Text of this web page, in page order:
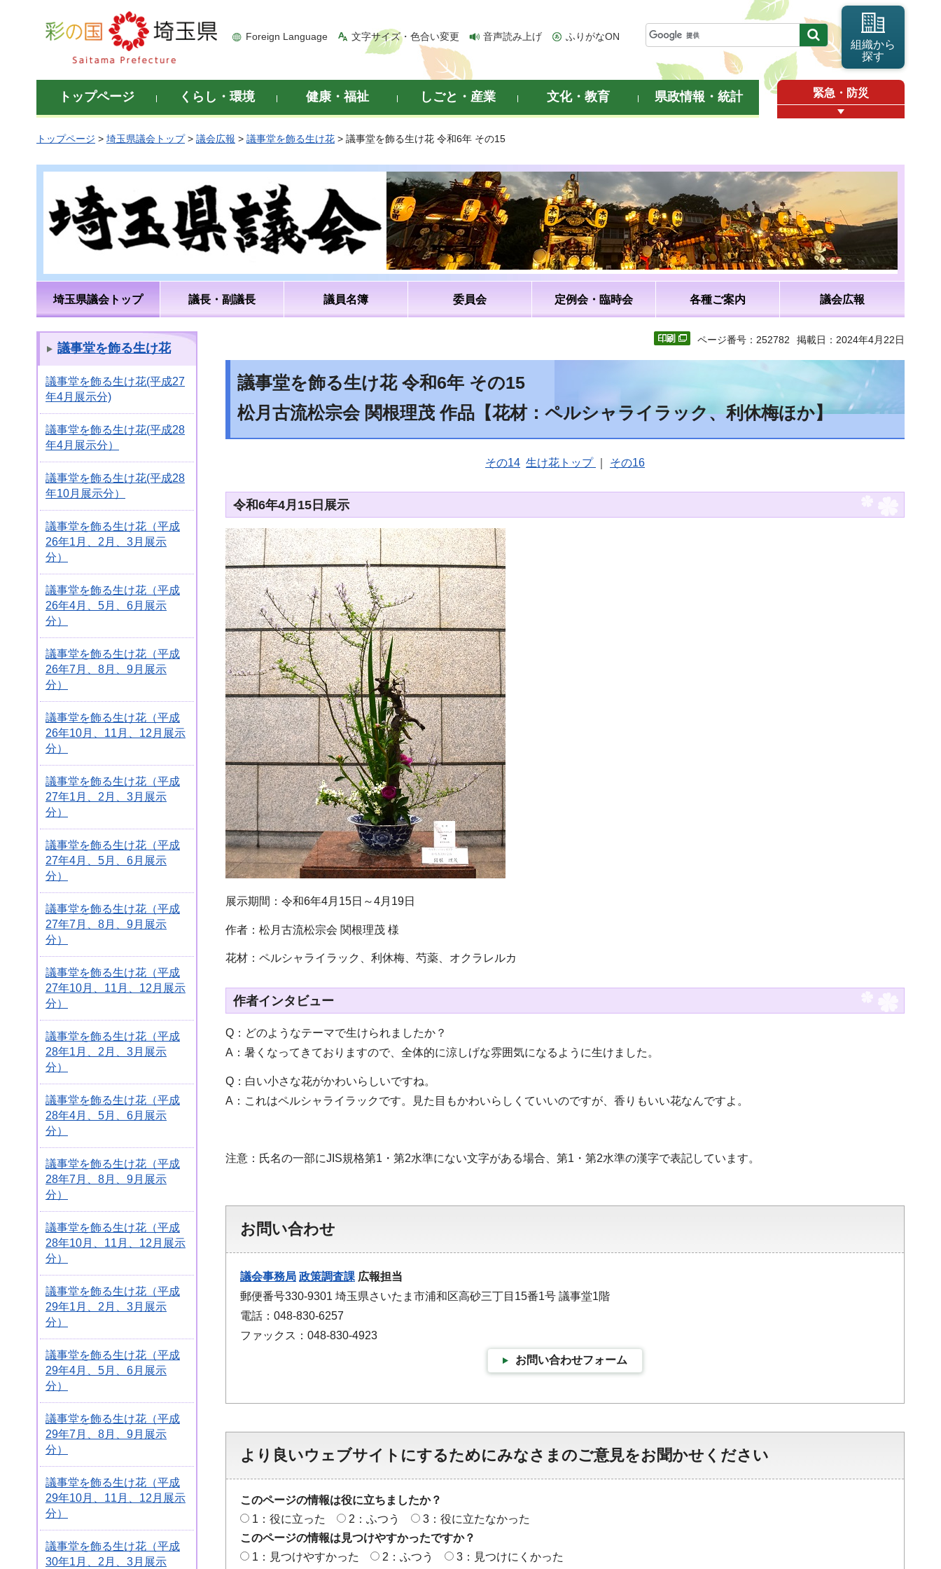
彩の国 埼玉県
Foreign Language 文字サイズ・色合い変更 音声読み上げ ふりがなON
組織から
探す
トップページ くらし・環境 健康・福祉 しごと・産業 文化・教育 県政情報・統計 緊急・防災
トップページ > 埼玉県議会トップ> 議会広報 > 議事堂を飾る生け花 > 議事堂を飾る生け花 令和6年 その15
埼玉県議会トップ 議長・副議長 議員名簿 委員会 定例会・臨時会 各種ご案内 議会広報
議事堂を飾る生け花
議事堂を飾る生け花(平成27
年4月展示分)
議事堂を飾る生け花(平成28
年4月展示分）
議事堂を飾る生け花(平成28
年10月展示分）
議事堂を飾る生け花（平成
26年1月、2月、3月展示
分）
議事堂を飾る生け花（平成
26年4月、5月、6月展示
分）
議事堂を飾る生け花（平成
26年7月、8月、9月展示
分）
議事堂を飾る生け花（平成
26年10月、11月、12月展示
分）
議事堂を飾る生け花（平成
27年1月、2月、3月展示
分）
議事堂を飾る生け花（平成
27年4月、5月、6月展示
分）
議事堂を飾る生け花（平成
27年7月、8月、9月展示
分）
議事堂を飾る生け花（平成
27年10月、11月、12月展示
分）
議事堂を飾る生け花（平成
28年1月、2月、3月展示
分）
議事堂を飾る生け花（平成
28年4月、5月、6月展示
分）
議事堂を飾る生け花（平成
28年7月、8月、9月展示
分）
議事堂を飾る生け花（平成
28年10月、11月、12月展示
分）
議事堂を飾る生け花（平成
29年1月、2月、3月展示
分）
議事堂を飾る生け花（平成
29年4月、5月、6月展示
分）
議事堂を飾る生け花（平成
29年7月、8月、9月展示
分）
議事堂を飾る生け花（平成
29年10月、11月、12月展示
分）
議事堂を飾る生け花（平成
30年1月、2月、3月展示
ページ番号：252782 掲載日：2024年4月22日
議事堂を飾る生け花 令和6年 その15
松月古流松宗会 関根理茂 作品【花材：ペルシャライラック、利休梅ほか】
その14 生け花トップ その16
令和6年4月15日展示
展示期間：令和6年4月15日～4月19日
作者：松月古流松宗会 関根理茂 様
花材：ペルシャライラック、利休梅、芍薬、オクラレルカ
作者インタビュー
Q：どのようなテーマで生けられましたか？
A：暑くなってきておりますので、全体的に涼しげな雰囲気になるように生けました。
Q：白い小さな花がかわいらしいですね。
A：これはペルシャライラックです。見た目もかわいらしくていいのですが、香りもいい花なんですよ。
注意：氏名の一部にJIS規格第1・第2水準にない文字がある場合、第1・第2水準の漢字で表記しています。
お問い合わせ
議会事務局 政策調査課 広報担当
郵便番号330-9301 埼玉県さいたま市浦和区高砂三丁目15番1号 議事堂1階
電話：048-830-6257
ファックス：048-830-4923
お問い合わせフォーム
より良いウェブサイトにするためにみなさまのご意見をお聞かせください
このページの情報は役に立ちましたか？
1：役に立った
2：ふつう
3：役に立たなかった
このページの情報は見つけやすかったですか？
1：見つけやすかった
2：ふつう 3：見つけにくかった